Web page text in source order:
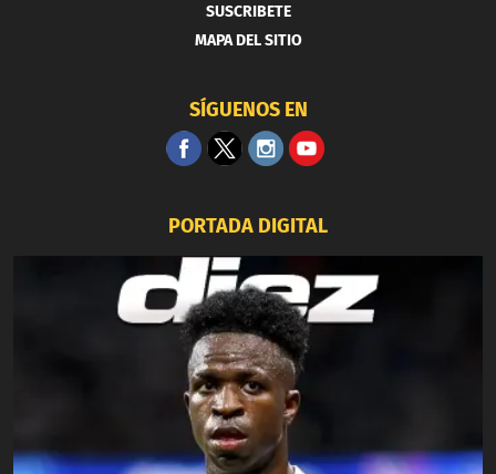
SUSCRIBETE
MAPA DEL SITIO
SÍGUENOS EN
PORTADA DIGITAL